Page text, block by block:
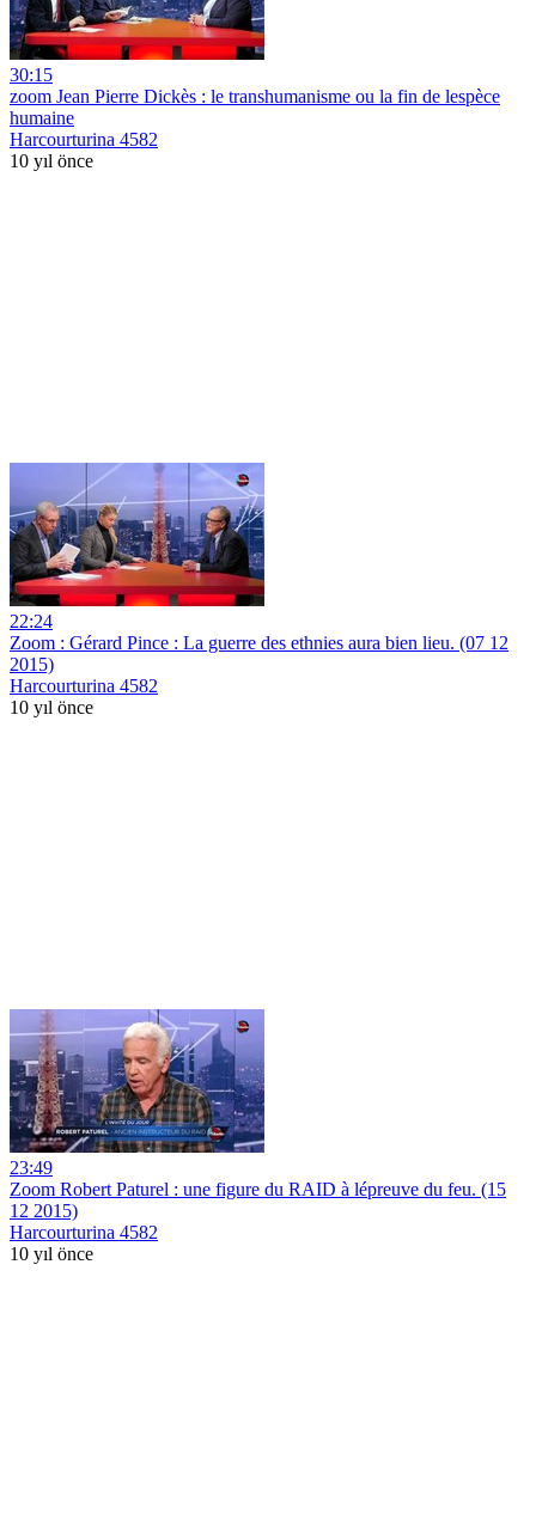
30:15
zoom Jean Pierre Dickès : le transhumanisme ou la fin de lespèce
humaine
Harcourturina 4582
10 yıl önce
22:24
Zoom : Gérard Pince : La guerre des ethnies aura bien lieu. (07 12
2015)
Harcourturina 4582
10 yıl önce
23:49
Zoom Robert Paturel : une figure du RAID à lépreuve du feu. (15
12 2015)
Harcourturina 4582
10 yıl önce